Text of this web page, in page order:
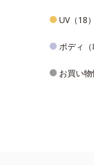
UV（18）
ボディ（
お買い物